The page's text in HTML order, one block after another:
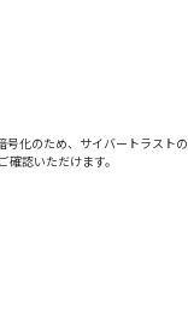
号化のため、サイバートラストの
認いただけます。